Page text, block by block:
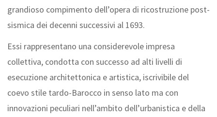
grandioso compimento dell’opera di ricostruzione post-
sismica dei decenni successivi al 1693.
Essi rappresentano una considerevole impresa
collettiva, condotta con successo ad alti livelli di
esecuzione architettonica e artistica, iscrivibile del
coevo stile tardo-Barocco in senso lato ma con
innovazioni peculiari nell’ambito dell’urbanistica e della